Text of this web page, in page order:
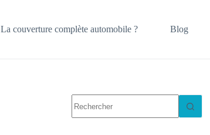
La couverture complète automobile ? Blog
résultat